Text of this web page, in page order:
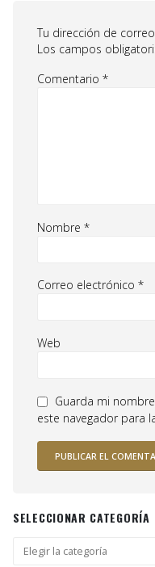
Tu dirección de
Los campos
Comentario *
Nombre *
Correo electrónico *
Web
Guarda mi
este navegador para
SELECCIONAR CATEGORÍA
Seleccionar
categoría